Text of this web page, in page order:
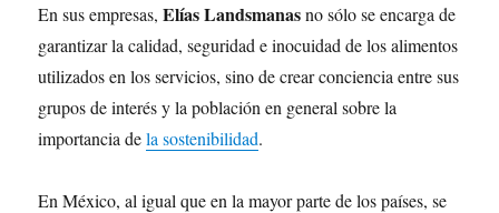
En sus empresas,Elías Landsmanasno sólo se encarga de
garantizar la calidad, seguridad e inocuidad de los alimentos
utilizados en los servicios, sino de crear conciencia entre sus
grupos de interés y la población en general sobre la
importancia dela sostenibilidad.
En México, al igual que en la mayor parte de los países, se